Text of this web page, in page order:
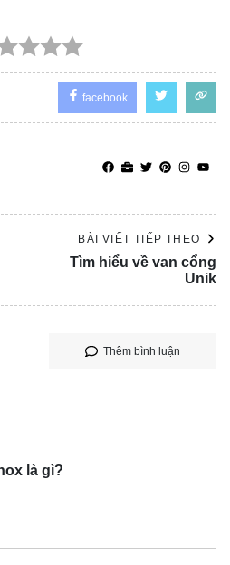
facebook
BÀI VIẾT TIẾP THEO
Tìm hiểu về van cổng
Unik
Thêm bình luận
là gì?